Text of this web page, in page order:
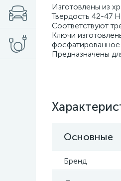
Изготовлены из
Твердость 42-47
Соответствуют
Ключи
фосфатированное
Предназначены
Основные
Бренд